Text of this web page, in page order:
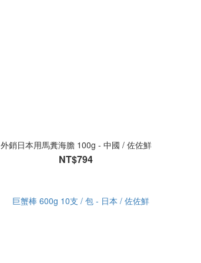
外銷日本用馬糞海膽 100g - 中國 / 佐佐鮮
NT$794